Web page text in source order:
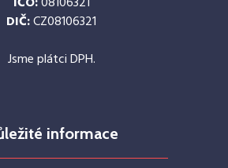
DIČ:CZ08106321
Jsme plátci DPH.
informace